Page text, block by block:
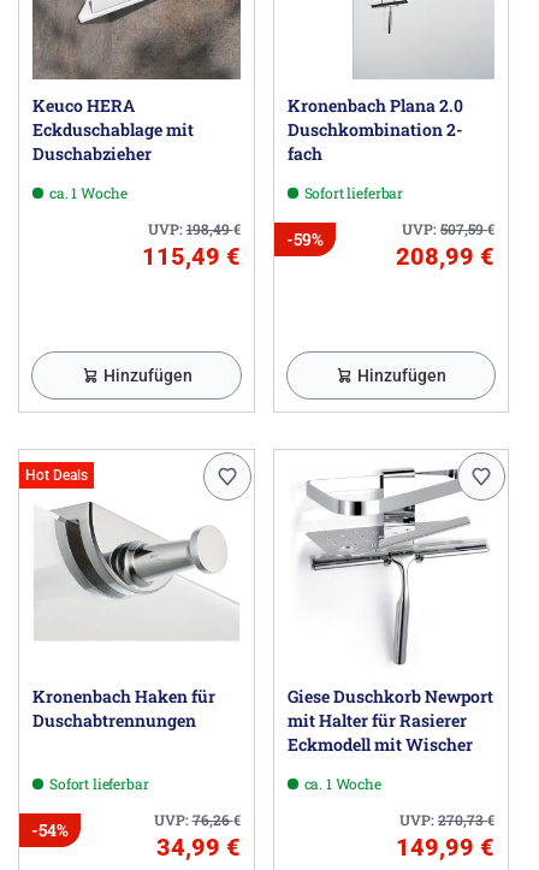
Keuco HERA
Eckduschablage mit
Duschabzieher
ca. 1 Woche
UVP:198,49€
115,49 €
Hinzufügen
Kronenbach Plana 2.0
Duschkombination 2-
fach
Sofort lieferbar
UVP:507,59€
-59%
208,99 €
Hinzufügen
Hot Deals
Kronenbach Haken für
Duschabtrennungen
Sofort lieferbar
UVP:76,26€
-54%
34,99 €
Giese Duschkorb Newport
mit Halter für Rasierer
Eckmodell mit Wischer
ca. 1 Woche
UVP:270,73€
149,99 €